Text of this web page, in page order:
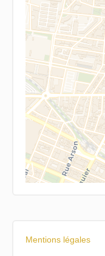
Mentions légales